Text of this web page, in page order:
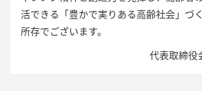
活できる「豊かで実りある高齢社会」づ
所存でございます。
代表取締役